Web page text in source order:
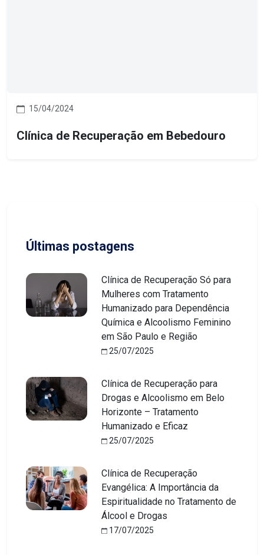
15/04/2024
Clínica de Recuperação em Bebedouro
Últimas postagens
Clínica de Recuperação Só para
Mulheres com Tratamento
Humanizado para Dependência
Química e Alcoolismo Feminino
em São Paulo e Região
25/07/2025
Clínica de Recuperação para
Drogas e Alcoolismo em Belo
Horizonte – Tratamento
Humanizado e Eficaz
25/07/2025
Clínica de Recuperação
Evangélica: A Importância da
Espiritualidade no Tratamento de
Álcool e Drogas
17/07/2025